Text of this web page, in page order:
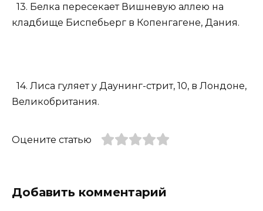
13. Белка пересекает Вишневую аллею на
кладбище Биспебьерг в Копенгагене, Дания.
14. Лиса гуляет у Даунинг-стрит, 10, в Лондоне,
Великобритания.
Оцените статью
Добавить комментарий